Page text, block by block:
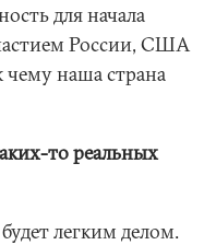
для начала
России, США
чему наша страна
то реальных
легким делом.